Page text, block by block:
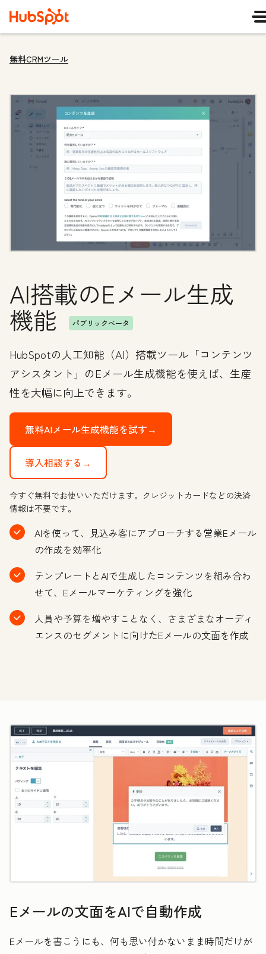
無料CRMツール
AI搭載のEメール生成
機能 パブリックベータ
HubSpotの人工知能（AI）搭載ツール「コンテンツ
アシスタント」のEメール生成機能を使えば、生産
性を大幅に向上できます。
無料AIメール生成機能を試す→
導入相談する→
今すぐ無料でお使いいただけます。クレジットカードなどの決済
情報は不要です。
AIを使って、見込み客にアプローチする営業Eメール
の作成を効率化
テンプレートとAIで生成したコンテンツを組み合わ
せて、Eメールマーケティングを強化
人員や予算を増やすことなく、さまざまなオーディ
エンスのセグメントに向けたEメールの文面を作成
Eメールの文面をAIで自動作成
Eメールを書こうにも、何も思い付かないまま時間だけが